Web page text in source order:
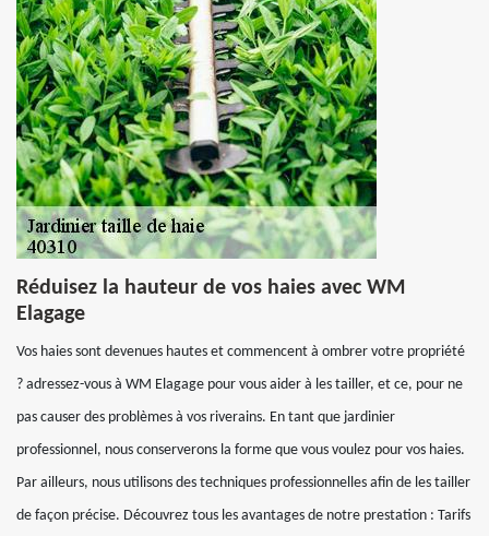
Réduisez la hauteur de vos haies avec WM
Elagage
Vos haies sont devenues hautes et commencent à ombrer votre propriété
? adressez-vous à WM Elagage pour vous aider à les tailler, et ce, pour ne
pas causer des problèmes à vos riverains. En tant que jardinier
professionnel, nous conserverons la forme que vous voulez pour vos haies.
Par ailleurs, nous utilisons des techniques professionnelles afin de les tailler
de façon précise. Découvrez tous les avantages de notre prestation : Tarifs